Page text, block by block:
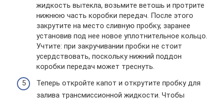
жидкость вытекла, возьмите ветошь и протрите
нижнюю часть коробки передач. После этого
закрутите на место сливную пробку, заранее
установив под нее новое уплотнительное кольцо.
Учтите: при закручивании пробки не стоит
усердствовать, поскольку нижний поддон
коробки передач может треснуть.
Теперь откройте капот и открутите пробку для
залива трансмиссионной жидкости. Чтобы